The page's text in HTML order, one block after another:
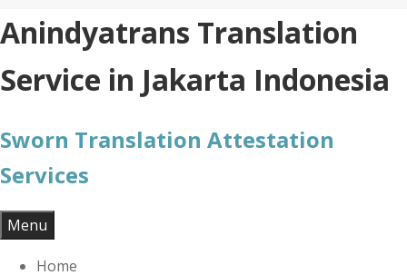
Skip
to
content
Anindyatrans Translation
Service in Jakarta Indonesia
Sworn Translation Attestation
Services
Menu
Home